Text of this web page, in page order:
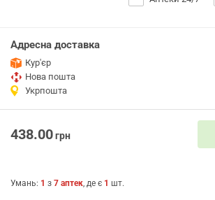
Адресна доставка
Кур'єр
Нова пошта
Укрпошта
438.00грн
Умань: 1 з 7 аптек, де є 1 шт.